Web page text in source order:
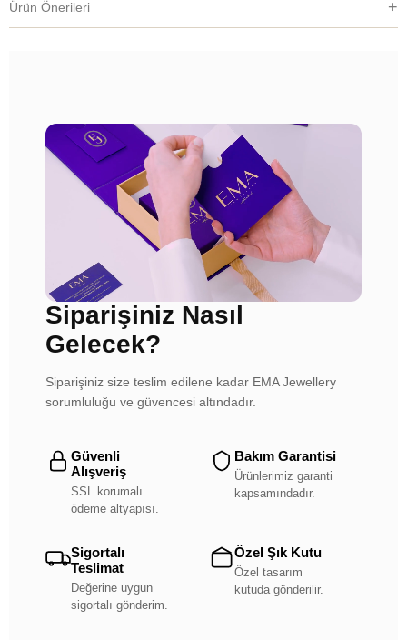
Ürün Önerileri
Siparişiniz Nasıl
Gelecek?
Siparişiniz size teslim edilene kadar EMA Jewellery
sorumluluğu ve güvencesi altındadır.
Güvenli
Alışveriş
SSL korumalı
ödeme altyapısı.
Bakım Garantisi
Ürünlerimiz garanti
kapsamındadır.
Sigortalı
Teslimat
Değerine uygun
sigortalı gönderim.
Özel Şık Kutu
Özel tasarım
kutuda gönderilir.